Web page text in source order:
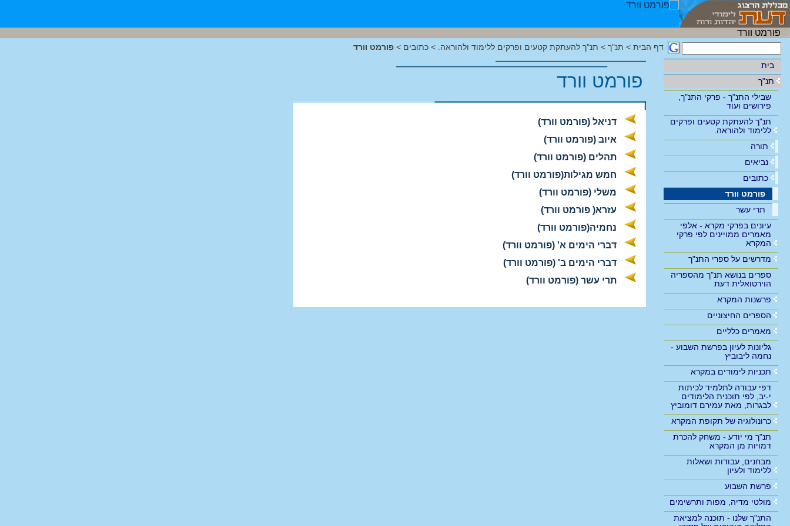
בית
תנ"ך
שבילי התנ"ך - פרקי התנ"ך,
פירושים ועוד
תנ"ך להעתקת קטעים ופרקים
ללימוד ולהוראה.
תורה
נביאים
כתובים
פורמט וורד
תרי עשר
עיונים בפרקי מקרא - אלפי
מאמרים ממויינים לפי פרקי
המקרא
מדרשים על ספרי התנ"ך
ספרים בנושא תנ"ך מהספריה
הוירטואלית דעת
פרשנות המקרא
הספרים החיצוניים
מאמרים כלליים
גליונות לעיון בפרשת השבוע -
נחמה ליבוביץ
תכניות לימודים במקרא
דפי עבודה לתלמיד לכיתות
י-יב, לפי תוכנית הלימודים
לבגרות, מאת עמירם דומוביץ
כרונולוגיה של תקופת המקרא
תנ"ך מי יודע - משחק להכרת
דמויות מן המקרא
מבחנים, עבודות ושאלות
ללימוד ולעיון
פרשת השבוע
מולטי מדיה, מפות ותרשימים
התנ"ך שלנו - תוכנה למציאת
דף הבית > תנ"ך > תנ"ך להעתקת קטעים ופרקים ללימוד ולהוראה. > כתובים > פורמט וורד
פורמט וורד
דניאל (פורמט וורד)
איוב (פורמט וורד)
תהלים (פורמט וורד)
חמש מגילות(פורמט וורד)
משלי (פורמט וורד)
עזרא( פורמט וורד)
נחמיה(פורמט וורד)
דברי הימים א' (פורמט וורד)
דברי הימים ב' (פורמט וורד)
תרי עשר (פורמט וורד)